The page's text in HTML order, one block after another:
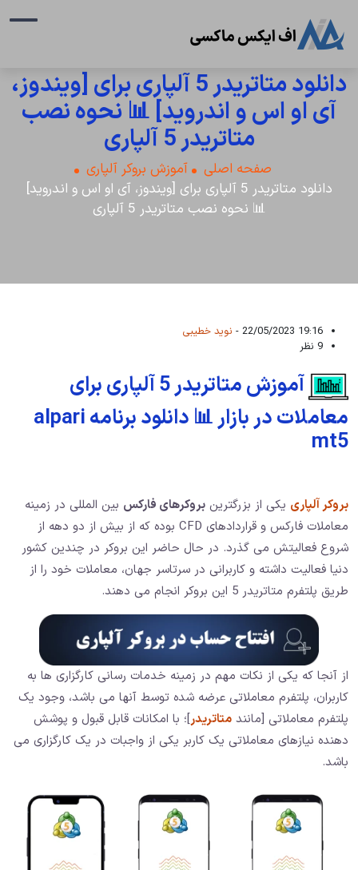
دانلود متاتریدر 5 آلپاری برای [ویندوز،
آی او اس و اندروید] 📊 نحوه نصب
متاتریدر 5 آلپاری
صفحه اصلی
آموزش بروکر آلپاری
دانلود متاتریدر 5 آلپاری برای [ویندوز، آی او اس و اندروید]
📊 نحوه نصب متاتریدر 5 آلپاری
19:16 22/05/2023 -
نوید خطیبی
9 نظر
آموزش متاتریدر 5 آلپاری برای
معاملات در بازار 📊 دانلود برنامه alpari
mt5
بروکر آلپاری یکی از بزرگترین بروکرهای فارکس بین المللی در زمینه
معاملات فارکس و قراردادهای CFD بوده که از بیش از دو دهه از
شروع فعالیتش می گذرد. در حال حاضر این بروکر در چندین کشور
دنیا فعالیت داشته و کاربرانی در سرتاسر جهان، معاملات خود را از
طریق پلتفرم متاتریدر 5 این بروکر انجام می دهند.
از آنجا که یکی از نکات مهم در زمینه خدمات رسانی کارگزاری ها به
کاربران، پلتفرم معاملاتی عرضه شده توسط آنها می باشد، وجود یک
پلتفرم معاملاتی [مانند متاتریدر]؛ با امکانات قابل قبول و پوشش
دهنده نیازهای معاملاتی یک کاربر یکی از واجبات در یک کارگزاری می
باشد.